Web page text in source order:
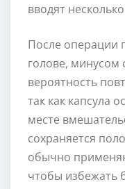
вводят
После операции
голове, минусом
вероятность
так как капсула
месте
сохраняется
обычно
чтобы избежать